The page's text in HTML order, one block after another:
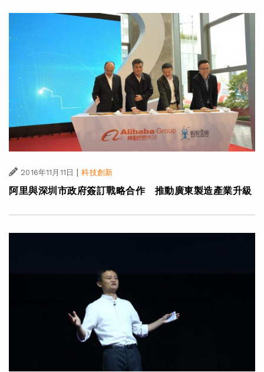
2016年11月11日 科技創新
阿里與深圳市政府簽訂戰略合作 推動廣東製造產業升級